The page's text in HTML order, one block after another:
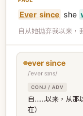
Ever since she
自从她抛弃我以来，
ever since
/ˈevər sɪns/
CONJ / ADV
自……以来，从那
在）